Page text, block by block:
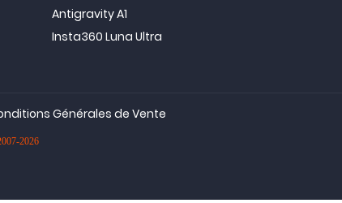
Antigravity A1
Insta360 Luna Ultra
Générales de Vente
2026